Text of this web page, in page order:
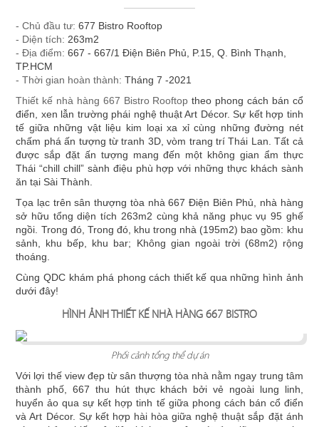
ÁN
NHÀ
HÀNG
DỰ
ÁN
VĂN
SHOWROOM
TIN
Một không gian nội thất được thiết kế tinh tế và đẹp mắt vừa
là yếu tố thu hút khách hàng vừa thể hiện phong cách chủ
đạo của mỗi nhà hàng. Tuy nhiên trên thực tế, việcxây dựng
thiết kế một nhà hàng
đến nhiều yếu tố khi thi công như: cách bố trí nội thất có
khoa học và tiện nghi không? Có phù hợp với không gian
mặt bằng và môi trường xung quanh? Chi phí và thời gian thi
công ra sao? Liệu có phù hợp với ngân sách và mong muốn
của bạn?
Chúng tôi biết để tìm ra giải pháp hài hòa tất cả các yếu tố
trên là một bài toán không dễ giải quyết, vì vậy hãy để chúng
tôi đồng hành cùng bạn, mang đến cho bạn những phương
án thiết kế hiệu quả và kinh tế nhất!
——————————–
Một số dự án nhà hàng do QDC Design & Build trực tiếp thiết
kế và thi công:
THE STREET "NHẬU CÓ CHẤT"
- Chủ đầu tư: 677 Bistro Rooftop
- Diện tích: 263m2
- Địa điểm: 667 - 667/1 Điện Biên Phủ, P.15, Q. Bình Thạnh,
TP.HCM
- Thời gian hoàn thành: Tháng 7 -2021
Thiết kế nhà hàng 667 Bistro Rooftop theo phong cách bán cổ
điển, xen lẫn trường phái nghệ thuật Art Décor. Sự kết hợp tinh
tế giữa những vật liệu kim loại xa xỉ cùng những đường nét
chấm phá ấn tượng từ tranh 3D, vòm trang trí Thái Lan. Tất cả
được sắp đặt ấn tượng mang đến một không gian ẩm thực
Thái “chill chill” sành điệu phù hợp với những thực khách sành
ăn tại Sài Thành.
Tọa lạc trên sân thượng tòa nhà 667 Điện Biên Phủ, nhà hàng
sở hữu tổng diện tích 263m2 cùng khả năng phục vụ 95 ghế
ngồi. Trong đó, Trong đó, khu trong nhà (195m2) bao gồm: khu
sảnh, khu bếp, khu bar; Không gian ngoài trời (68m2) rộng
thoáng.
Cùng QDC khám phá phong cách thiết kế qua những hình ảnh
dưới đây!
HÌNH ẢNH THIẾT KẾ NHÀ HÀNG 667 BISTRO
Phối cảnh tổng thể dự án
Với lợi thế view đẹp từ sân thượng tòa nhà nằm ngay trung tâm
thành phố, 667 thu hút thực khách bởi vẻ ngoài lung linh,
huyển ảo qua sự kết hợp tinh tế giữa phong cách bán cổ điển
và Art Décor. Sự kết hợp hài hòa giữa nghệ thuật sắp đặt ánh